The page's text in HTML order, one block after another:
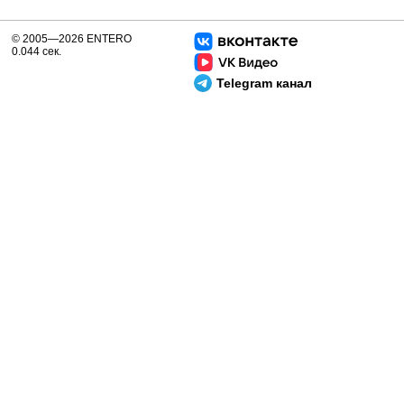
Telegram канал
© 2005—2026 ENTERO
0.044 сек.